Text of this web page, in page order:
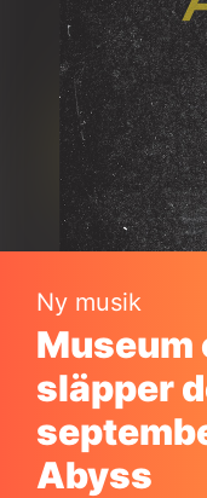
Ny musik
Museum
släpper
Abyss